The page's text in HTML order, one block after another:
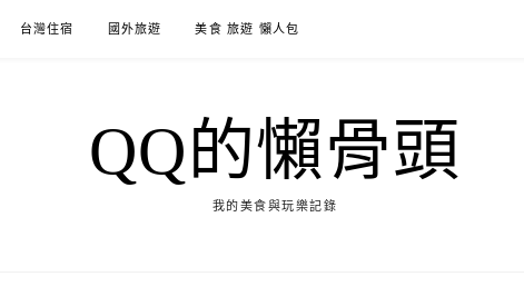
台灣住宿 國外旅遊 美食 旅遊 懶人包
QQ的懶骨頭
我的美食與玩樂記錄